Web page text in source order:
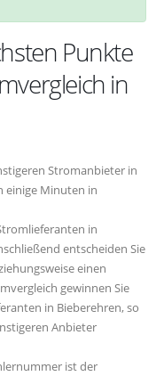
Punkte
in
Stromanbieter in
einige Minuten in
in
entscheiden Sie
einen
gewinnen Sie
in Bieberehren, so
Anbieter
ist der